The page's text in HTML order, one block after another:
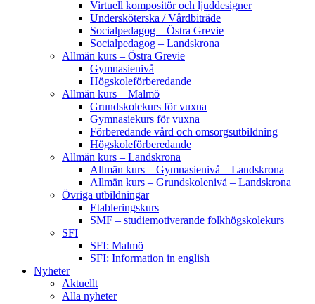
Virtuell kompositör och ljuddesigner
Undersköterska / Vårdbiträde
Socialpedagog – Östra Grevie
Socialpedagog – Landskrona
Allmän kurs – Östra Grevie
Gymnasienivå
Högskoleförberedande
Allmän kurs – Malmö
Grundskolekurs för vuxna
Gymnasiekurs för vuxna
Förberedande vård och omsorgsutbildning
Högskoleförberedande
Allmän kurs – Landskrona
Allmän kurs – Gymnasienivå – Landskrona
Allmän kurs – Grundskolenivå – Landskrona
Övriga utbildningar
Etableringskurs
SMF – studiemotiverande folkhögskolekurs
SFI
SFI: Malmö
SFI: Information in english
Nyheter
Aktuellt
Alla nyheter